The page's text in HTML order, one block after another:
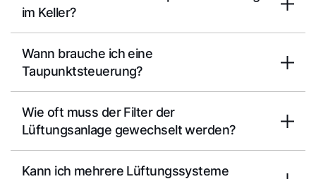
im Keller?
Wann brauche ich eine
Taupunktsteuerung?
Wie oft muss der Filter der
Lüftungsanlage gewechselt werden?
Kann ich mehrere Lüftungssysteme